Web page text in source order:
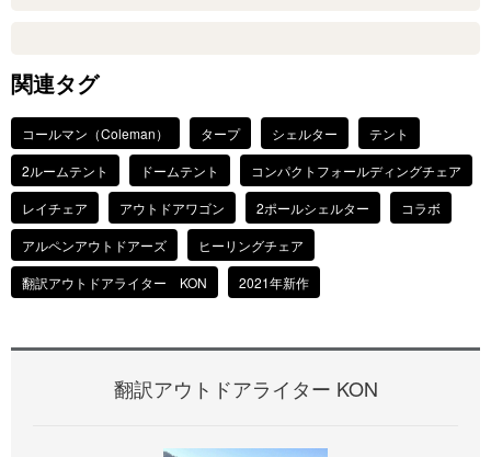
関連タグ
コールマン（Coleman） タープ シェルター
テント
2ルームテント
ドームテント
コンパクトフォールディングチェア
レイチェア
アウトドアワゴン 2ポールシェルター
コラボ
アルペンアウトドアーズ
ヒーリングチェア
翻訳アウトドアライター KON
2021年新作
翻訳アウトドアライター KON